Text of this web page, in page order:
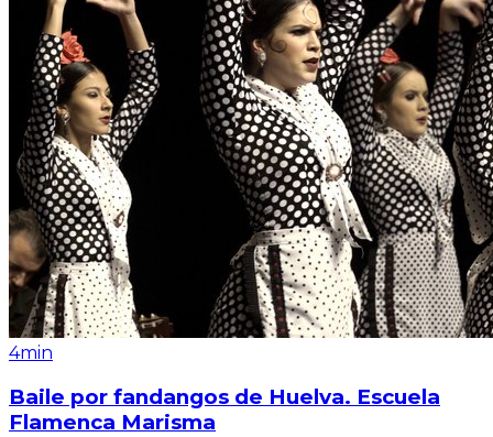
4min
Baile por fandangos de Huelva. Escuela
Flamenca Marisma